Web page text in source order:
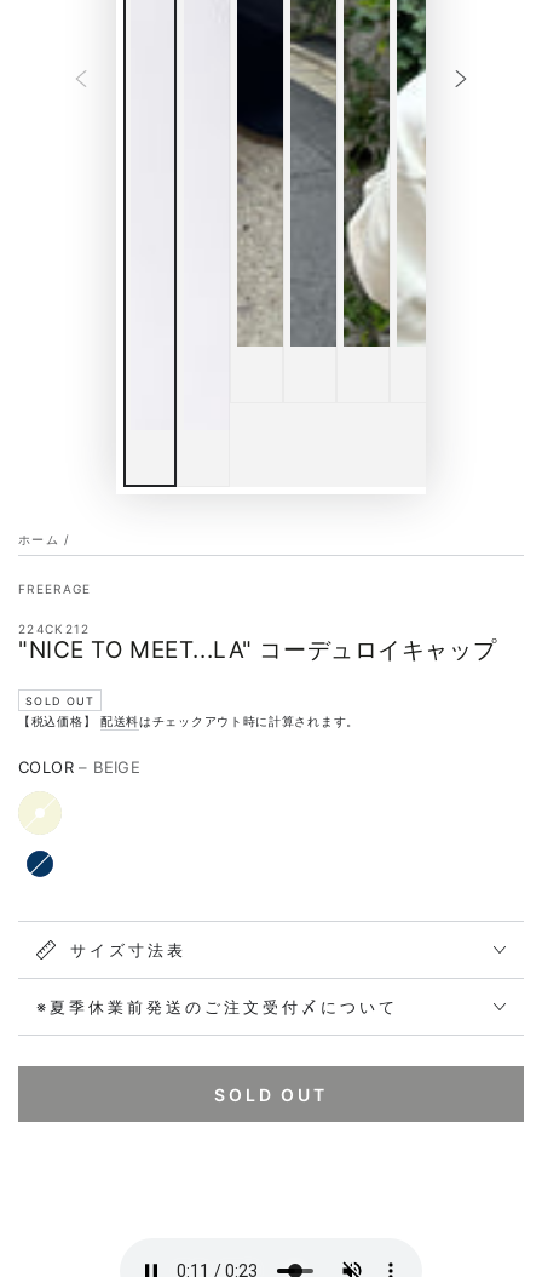
ホーム /
FREERAGE
224CK212
"NICE TO MEET...LA" コーデュロイキャップ
SOLD OUT
【税込価格】 配送料はチェックアウト時に計算されます。
COLOR– BEIGE
サイズ寸法表
※夏季休業前発送のご注文受付〆について
SOLD OUT